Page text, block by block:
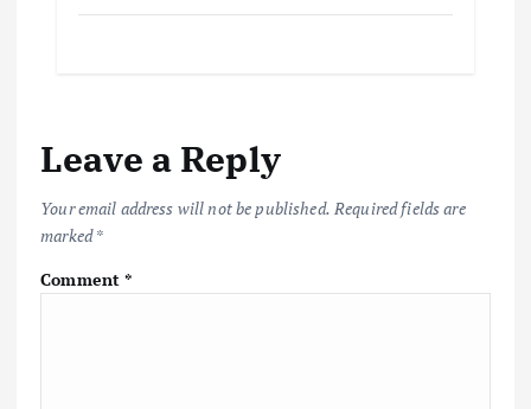
Leave a Reply
Your email address will not be published. Required fields are
marked*
Comment*